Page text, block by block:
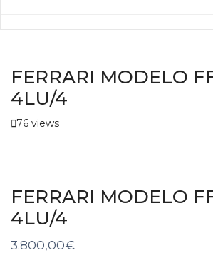
FERRARI MODELO
4LU/4
76 views
FERRARI MODELO
4LU/4
3.800,00€